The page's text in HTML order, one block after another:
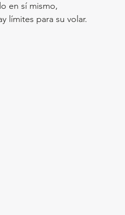
en sí mismo,
límites para su volar.